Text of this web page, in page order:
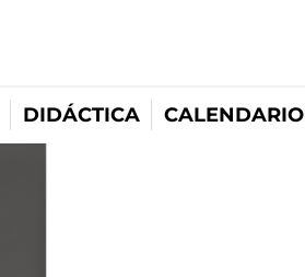
DIDÁCTICA CALENDARIO